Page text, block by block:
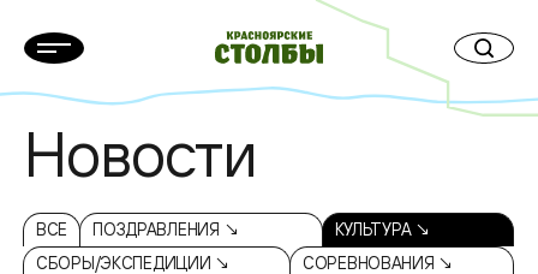
Новости
ВСЕ ПОЗДРАВЛЕНИЯ ↘
КУЛЬТУРА ↘
СБОРЫ/ЭКСПЕДИЦИИ ↘
СОРЕВНОВАНИЯ ↘